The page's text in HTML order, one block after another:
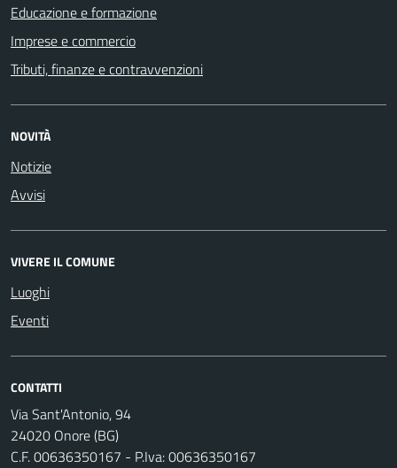
Educazione e formazione
Imprese e commercio
Tributi, finanze e contravvenzioni
NOVITÀ
Notizie
Avvisi
VIVERE IL COMUNE
Luoghi
Eventi
CONTATTI
Via Sant'Antonio, 94
24020 Onore (BG)
C.F. 00636350167 - P.Iva: 00636350167